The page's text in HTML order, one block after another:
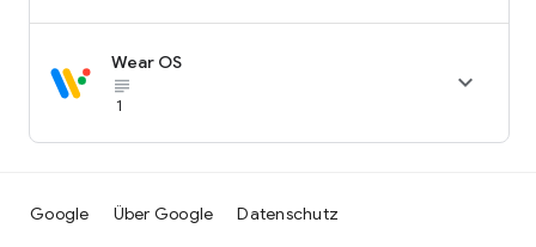
Wear OS
subject_black
1

Google Über Google Datenschutz